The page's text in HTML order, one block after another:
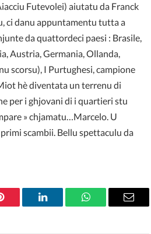
Futevolei) aiutatu da Franck
ci danu appuntamentu tutta a
da quattordeci paesi : Brasile,
Austria, Germania, Ollanda,
scorsu), I Purtughesi, campione
hè diventata un terrenu di
per i ghjovani di i quartieri stu
» chjamatu…Marcelo. U
scambii. Bellu spettaculu da
LinkedIn WhatsAppEmail